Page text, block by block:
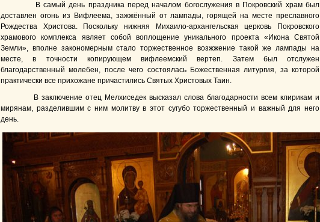
В самый день праздника перед началом богослужения в Покровский храм был
доставлен огонь из Вифлеема, зажжённый от лампады, горящей на месте преславного
Рождества Христова. Поскольку нижняя Михаило-архангельская церковь Покровского
храмового комплекса являет собой воплощение уникального проекта «Икона Святой
Земли», вполне закономерным стало торжественное возжжение такой же лампады на
месте, в точности копирующем вифлеемский вертеп. Затем был отслужен
благодарственный молебен, после чего состоялась Божественная литургия, за которой
практически все прихожане причастились Святых Христовых Таин.
В заключение отец Мелхиседек высказал слова благодарности всем клирикам и
мирянам, разделившим с ним молитву в этот сугубо торжественный и важный для него
день.